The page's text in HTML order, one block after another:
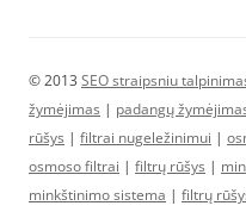
© 2013 SEO straipsniu
žymėjimas | padangų
rūšys | filtrai nugeležinimui |
osmoso filtrai | filtrų rūšys |
minkštinimo sistema | filtrų